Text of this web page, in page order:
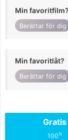
Min favoritfilm?
Berättar för dig
Min favoritlåt?
Berättar för dig
Gratis
100%